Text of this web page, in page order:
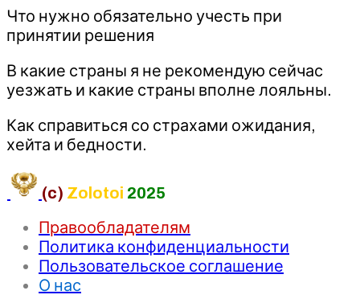
Что нужно обязательно учесть при
принятии решения
В какие страны я не рекомендую сейчас
уезжать и какие страны вполне лояльны.
Как справиться со страхами ожидания,
хейта и бедности.
(c) Zolotoi 2025
Правообладателям
Политика конфиденциальности
Пользовательское соглашение
О нас